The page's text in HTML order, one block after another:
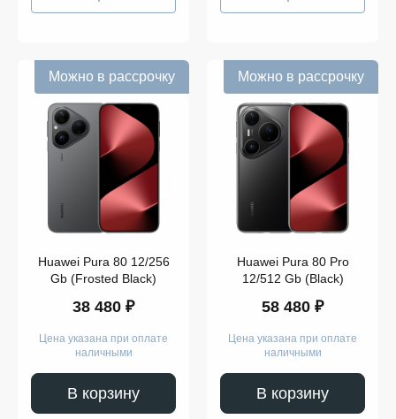
Можно в рассрочку
Huawei Pura 80 12/256
Gb (Frosted Black)
38 480 ₽
Цена указана при оплате
наличными
В корзину
Можно в рассрочку
Huawei Pura 80 Pro
12/512 Gb (Black)
58 480 ₽
Цена указана при оплате
наличными
В корзину